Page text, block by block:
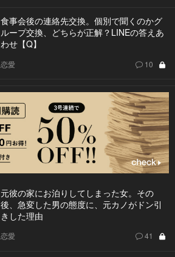
食事会後の連絡先交換。個別で聞くのかグ
ループ交換、どちらが正解？LINEの答えあ
わせ【Q】
恋愛 10
元彼の家にお泊りしてしまった女。その
後、急変した男の態度に、元カノがドン引
きした理由
恋愛 41